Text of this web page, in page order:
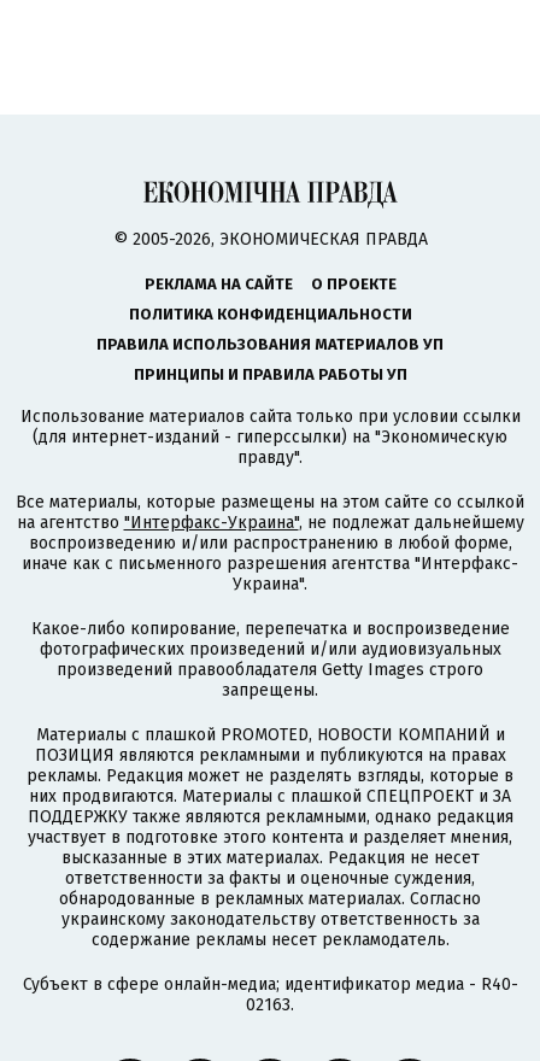
© 2005-2026, ЭКОНОМИЧЕСКАЯ ПРАВДА
РЕКЛАМА НА САЙТЕ
О ПРОЕКТЕ
ПОЛИТИКА КОНФИДЕНЦИАЛЬНОСТИ
ПРАВИЛА ИСПОЛЬЗОВАНИЯ МАТЕРИАЛОВ УП
ПРИНЦИПЫ И ПРАВИЛА РАБОТЫ УП
Использование материалов сайта только при условии ссылки
(для интернет-изданий - гиперссылки) на "Экономическую
правду".
Все материалы, которые размещены на этом сайте со ссылкой
на агентство "Интерфакс-Украина", не подлежат дальнейшему
воспроизведению и/или распространению в любой форме,
иначе как с письменного разрешения агентства "Интерфакс-
Украина".
Какое-либо копирование, перепечатка и воспроизведение
фотографических произведений и/или аудиовизуальных
произведений правообладателя Getty Images строго
запрещены.
Материалы с плашкой PROMOTED, НОВОСТИ КОМПАНИЙ и
ПОЗИЦИЯ являются рекламными и публикуются на правах
рекламы. Редакция может не разделять взгляды, которые в
них продвигаются. Материалы с плашкой СПЕЦПРОЕКТ и ЗА
ПОДДЕРЖКУ также являются рекламными, однако редакция
участвует в подготовке этого контента и разделяет мнения,
высказанные в этих материалах. Редакция не несет
ответственности за факты и оценочные суждения,
обнародованные в рекламных материалах. Согласно
украинскому законодательству ответственность за
содержание рекламы несет рекламодатель.
Субъект в сфере онлайн-медиа; идентификатор медиа - R40-
02163.